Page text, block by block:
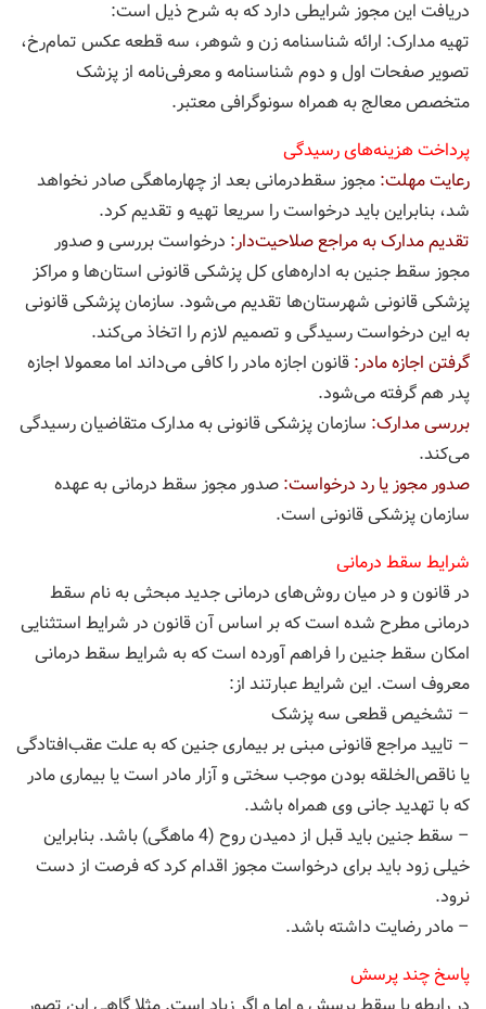
دریافت این مجوز شرایطی دارد که به شرح ذیل است:
تهیه مدارک: ارائه شناسنامه زن و شوهر، سه قطعه عکس تمام‌رخ،
تصویر صفحات اول و دوم شناسنامه و معرفی‌نامه از پزشک
متخصص معالج به همراه سونوگرافی معتبر.
پرداخت هزینه‌های رسیدگی
رعایت مهلت: مجوز سقط‌درمانی بعد از چهارماهگی صادر نخواهد
شد، بنابراین باید درخواست را سریعا تهیه و تقدیم کرد.
تقدیم مدارک به مراجع صلاحیت‌دار: درخواست بررسی و صدور
مجوز سقط جنین به اداره‌های کل پزشکی قانونی استان‌ها و مراکز
پزشکی قانونی شهرستان‌ها تقدیم می‌شود. سازمان پزشکی قانونی
به این درخواست رسیدگی و تصمیم لازم را اتخاذ می‌کند.
گرفتن اجازه مادر: قانون اجازه مادر را کافی می‌داند اما معمولا اجازه
پدر هم گرفته می‌شود.
بررسی مدارک: سازمان پزشکی قانونی به مدارک متقاضیان رسیدگی
می‌کند.
صدور مجوز یا رد درخواست: صدور مجوز سقط درمانی به عهده
سازمان پزشکی قانونی است.
شرایط سقط‌ درمانی
در قانون و در میان روش‌های درمانی جدید مبحثی به نام سقط
درمانی مطرح شده است که بر اساس آن قانون در شرایط استثنایی
امکان سقط جنین را فراهم آورده است که به شرایط سقط‌ درمانی
معروف است. این شرایط عبارتند از:
– تشخیص قطعی سه پزشک
– تایید مراجع قانونی مبنی بر بیماری جنین که به علت عقب‌افتادگی
یا ناقص‌الخلقه بودن موجب سختی و آزار مادر است یا بیماری مادر
که با تهدید جانی وی همراه باشد.
– سقط جنین باید قبل از دمیدن روح (4 ماهگی) باشد. بنابراین
خیلی زود باید برای درخواست مجوز اقدام کرد که فرصت از دست
نرود.
– مادر رضایت داشته باشد.
پاسخ چند پرسش